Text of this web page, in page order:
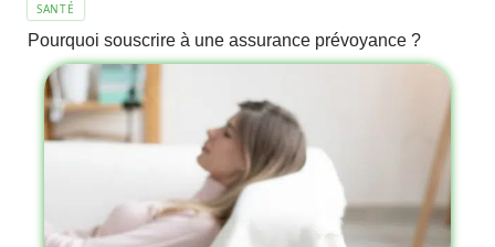
SANTÉ
Pourquoi souscrire à une assurance prévoyance ?